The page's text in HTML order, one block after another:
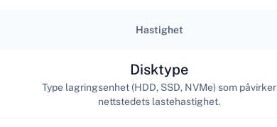
Hastighet
Disktype
Type lagringsenhet (HDD, SSD, NVMe) som påvirker
nettstedets lastehastighet.